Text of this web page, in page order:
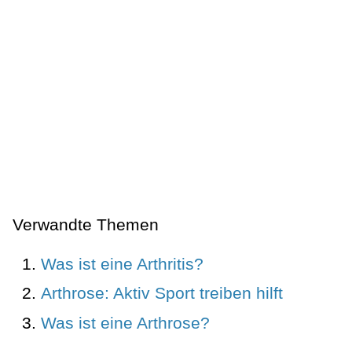
Verwandte Themen
Was ist eine Arthritis?
Arthrose: Aktiv Sport treiben hilft
Was ist eine Arthrose?